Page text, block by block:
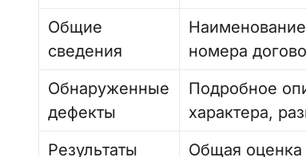
Общие
сведения
номера
Обнаруженные
дефекты
Подробное
характера,
Результаты
Общая оценка